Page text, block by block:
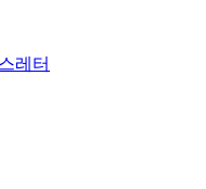
레터